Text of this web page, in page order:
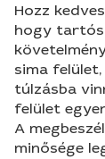
Hozz
hogy tartós
sima
túlzásba
felület
A
minősége